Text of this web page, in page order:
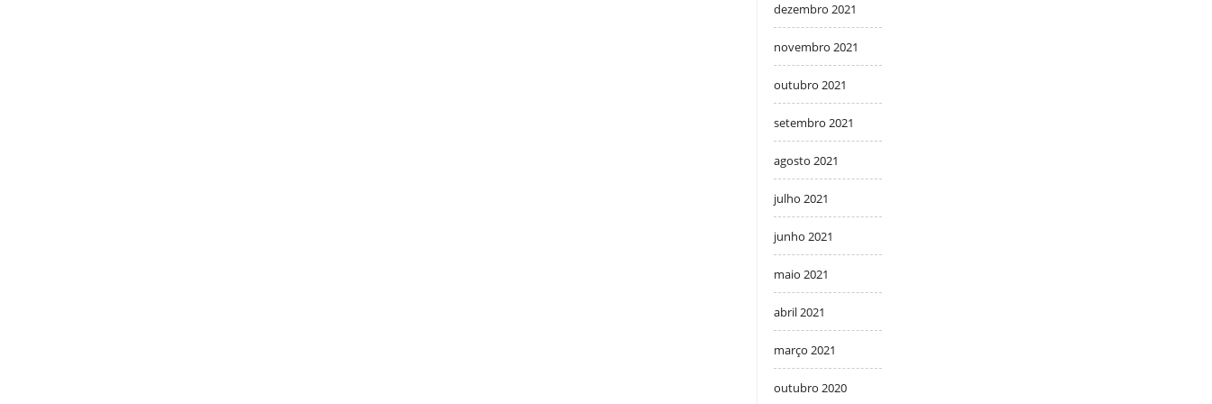
dezembro 2021
novembro 2021
outubro 2021
setembro 2021
agosto 2021
julho 2021
junho 2021
maio 2021
abril 2021
março 2021
outubro 2020